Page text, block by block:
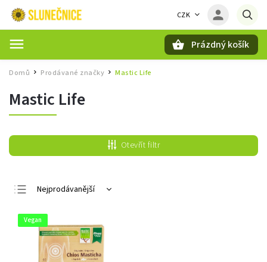
CZK
Prázdný košík
Domů / Prodávané značky / Mastic Life
Mastic Life
Otevřít filtr
Nejprodávanější
Nejdražší
Abecedně
Vegan